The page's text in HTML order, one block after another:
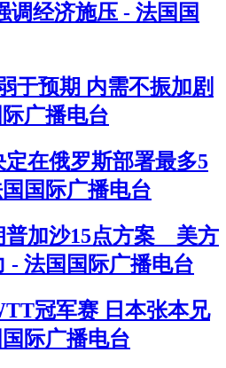
调经济施压 - 法国国
于预期 内需不振加剧
广播电台
在俄罗斯部署最多5
国际广播电台
普加沙15点方案 美方
- 法国国际广播电台
冠军赛 日本张本兄
际广播电台